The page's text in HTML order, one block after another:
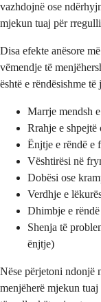
vazhdojnë ose
mjekun tuaj për
Disa efekte anësore
vëmendje të
është e rëndësishme
Marrje mendsh
Rrahje e shpejtë
Ënjtje e rëndë e
Vështirësi në
Dobësi ose
Verdhje e
Dhimbje e
Shenja të
ënjtje)
Nëse përjetoni ndonjë
menjëherë mjekun